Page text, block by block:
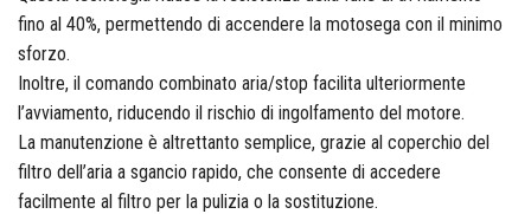
fino al 40%, permettendo di accendere la motosega con il minimo
sforzo.
Inoltre, il comando combinato aria/stop facilita ulteriormente
l’avviamento, riducendo il rischio di ingolfamento del motore.
La manutenzione è altrettanto semplice, grazie al coperchio del
filtro dell’aria a sgancio rapido, che consente di accedere
facilmente al filtro per la pulizia o la sostituzione.
Hitachi